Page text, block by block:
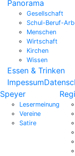
Panorama
Gesellschaft
Schul-Beruf-
Menschen
Wirtschaft
Kirchen
Wissen
Essen & Trinken
Impessum
Speyer
Lesermeinung
Vereine
Satire